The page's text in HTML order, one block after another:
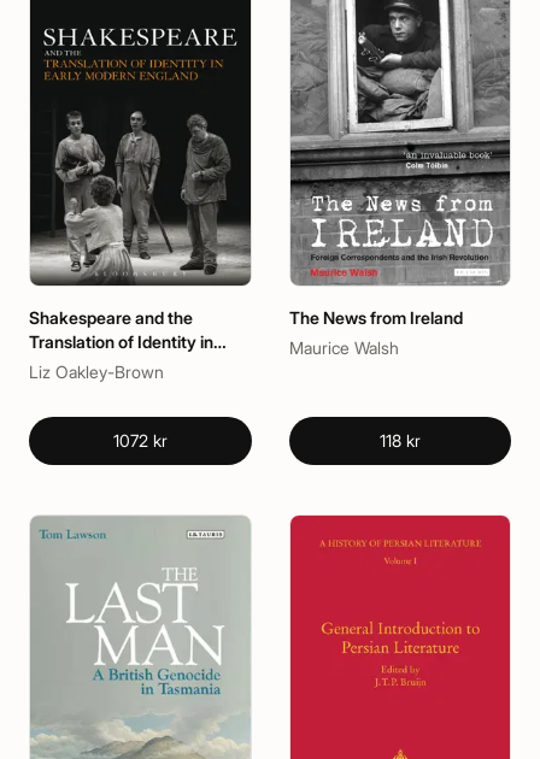
Shakespeare and the
Translation of Identity in
Early Modern England
Liz Oakley-Brown
1072 kr
The News from Ireland
Maurice Walsh
118 kr